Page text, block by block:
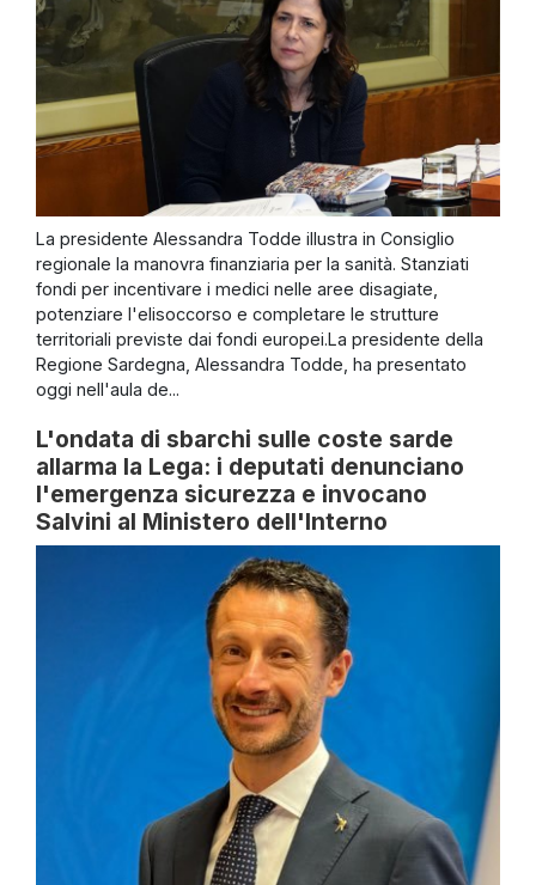
La presidente Alessandra Todde illustra in Consiglio
regionale la manovra finanziaria per la sanità. Stanziati
fondi per incentivare i medici nelle aree disagiate,
potenziare l'elisoccorso e completare le strutture
territoriali previste dai fondi europei.La presidente della
Regione Sardegna, Alessandra Todde, ha presentato
oggi nell'aula de...
L'ondata di sbarchi sulle coste sarde
allarma la Lega: i deputati denunciano
l'emergenza sicurezza e invocano
Salvini al Ministero dell'Interno